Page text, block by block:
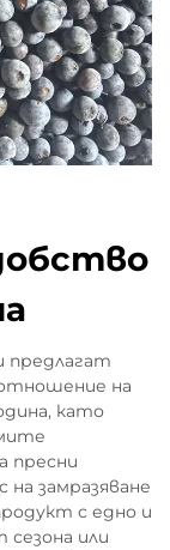
предлагат
на
като
пресни
замразяване
с едно и
сезона или